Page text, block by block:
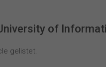
of
gelistet.